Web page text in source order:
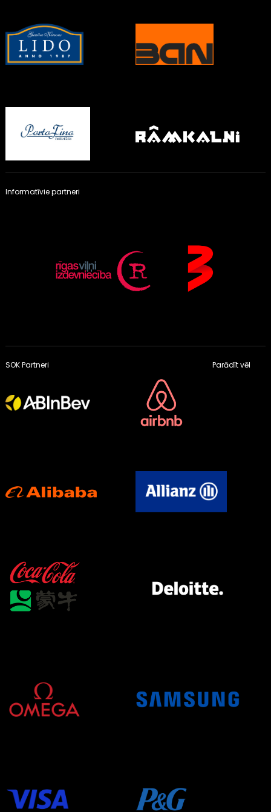
Informatīvie partneri
SOK Partneri Parādīt vēl